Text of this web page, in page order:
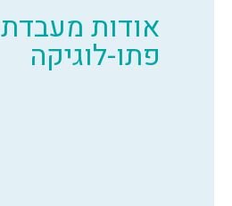
אודות מעבדת
פתו-לוגיקה